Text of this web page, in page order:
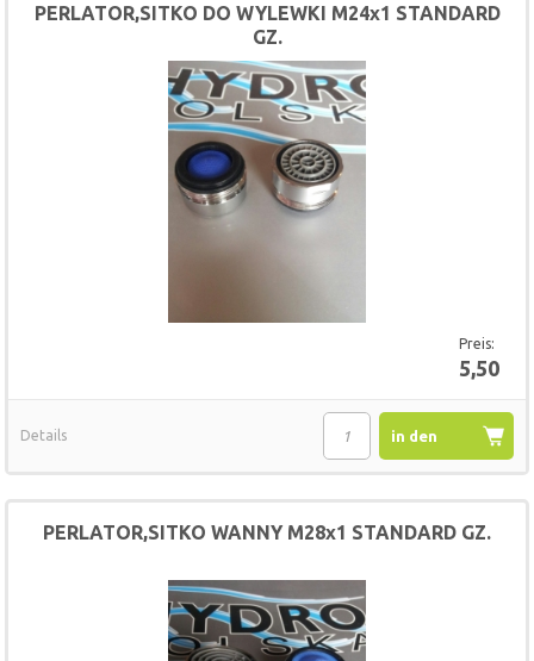
Preis:
5,50
PERLATOR,SITKO DO WYLEWKI M24x1 STANDARD
GZ.
in den
Details
PERLATOR,SITKO WANNY M28x1 STANDARD GZ.